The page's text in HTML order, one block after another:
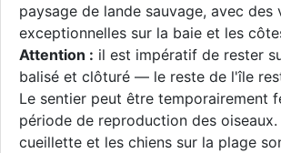
paysage de lande sauvage, avec des
exceptionnelles sur la baie et les
Attention : il est impératif de rester
balisé et clôturé — le reste de l'île
Le sentier peut être temporairement
période de reproduction des oiseaux.
cueillette et les chiens sur la plage